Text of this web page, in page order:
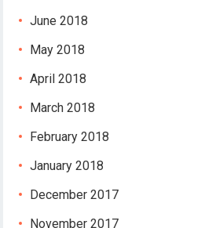
June 2018
May 2018
April 2018
March 2018
February 2018
January 2018
December 2017
November 2017